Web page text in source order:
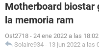
Motherboard biostar
la memoria ram
Ost2718 - 24 ene 2022 a las 18:02
Solaire934 - 13 jun 2022 a las